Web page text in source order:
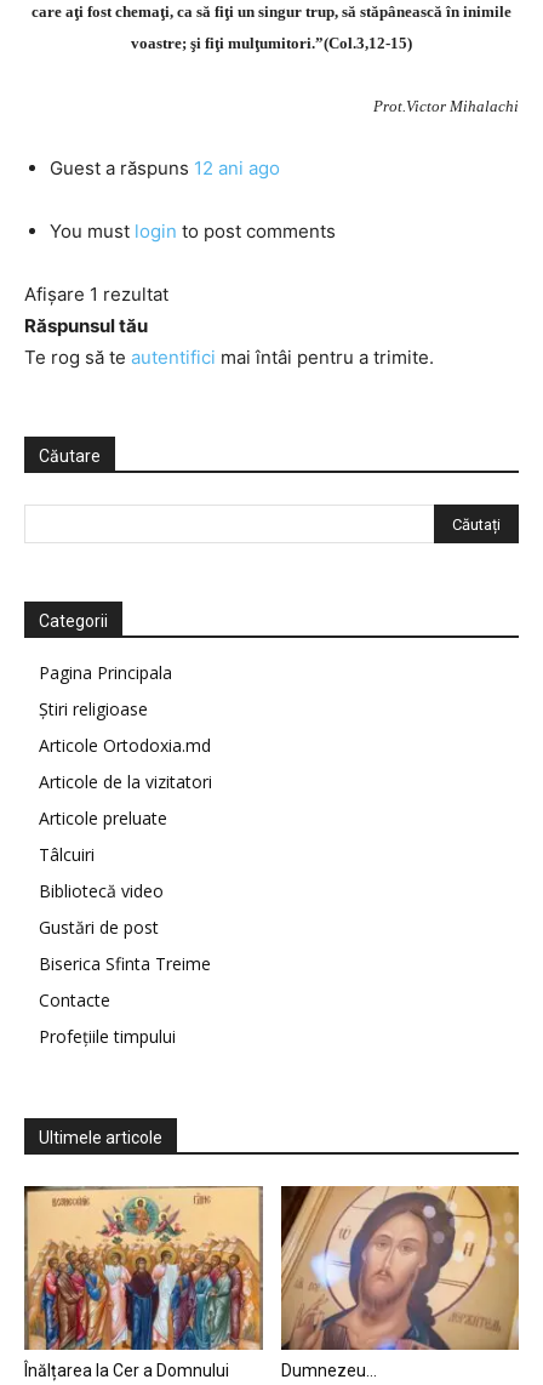
care aţi fost chemaţi, ca să fiţi un singur trup, să stăpânească în inimile
voastre; şi fiţi mulţumitori.”(Col.3,12-15)
Prot.Victor Mihalachi
Guest a răspuns 12 ani ago
You must login to post comments
Afișare 1 rezultat
Răspunsul tău
Te rog să te autentifici mai întâi pentru a trimite.
Căutare
Categorii
Pagina Principala
Știri religioase
Articole Ortodoxia.md
Articole de la vizitatori
Articole preluate
Tâlcuiri
Bibliotecă video
Gustări de post
Biserica Sfinta Treime
Contacte
Profețiile timpului
Ultimele articole
Înălțarea la Cer a Domnului
Dumnezeu…